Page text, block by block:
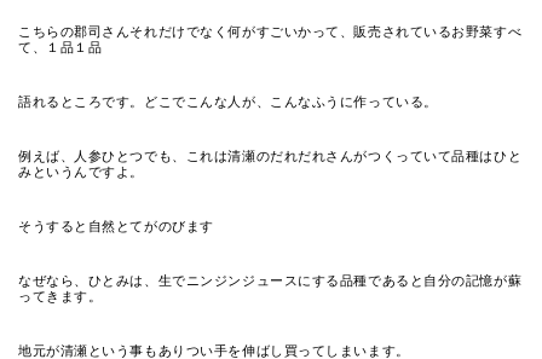
こちらの郡司さんそれだけでなく何がすごいかって、販売されているお野菜すべ
て、１品１品
語れるところです。どこでこんな人が、こんなふうに作っている。
例えば、人参ひとつでも、これは清瀬のだれだれさんがつくっていて品種はひと
みというんですよ。
そうすると自然とてがのびます
なぜなら、ひとみは、生でニンジンジュースにする品種であると自分の記憶が蘇
ってきます。
地元が清瀬という事もありつい手を伸ばし買ってしまいます。